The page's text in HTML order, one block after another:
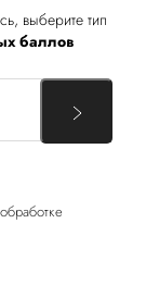
выберите тип
баллов